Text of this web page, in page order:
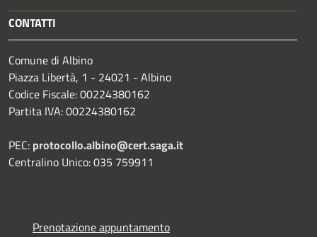
CONTATTI
Comune di Albino
Piazza Libertà, 1 - 24021 - Albino
Codice Fiscale: 00224380162
Partita IVA: 00224380162
PEC: protocollo.albino@cert.saga.it
Centralino Unico: 035 759911
Prenotazione appuntamento